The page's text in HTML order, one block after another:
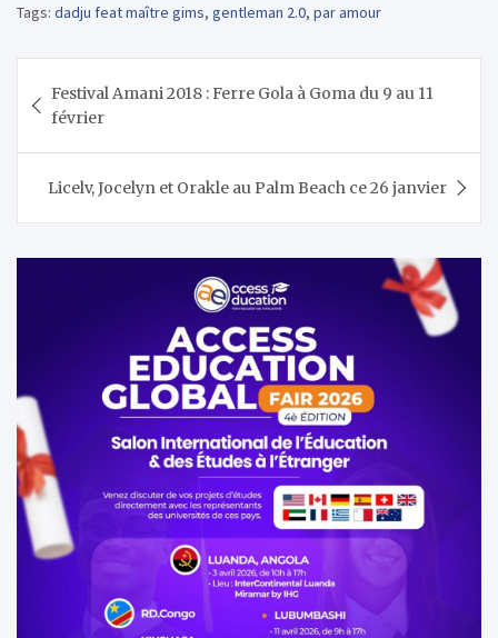
Tags: dadju feat maître gims, gentleman 2.0, par amour
de
l’article
Festival Amani 2018 : Ferre Gola à Goma du 9 au 11
février
Licelv, Jocelyn et Orakle au Palm Beach ce 26 janvier